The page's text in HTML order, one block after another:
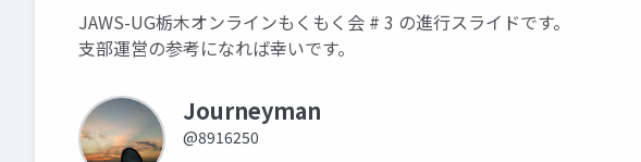
JAWS-UG栃木オンラインもくもく会 # 3 の進行スライドです。
支部運営の参考になれば幸いです。
Journeyman
@8916250